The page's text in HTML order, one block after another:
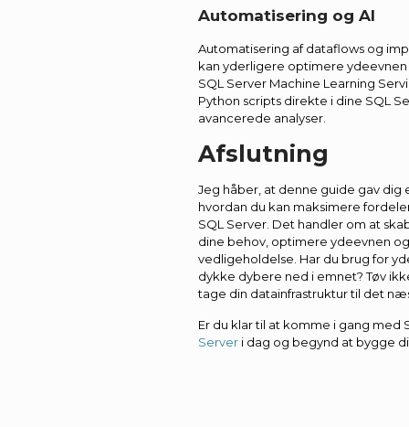
Automatisering og AI
Automatisering af dataflows og
kan yderligere optimere
SQL Server Machine Learning
Python scripts direkte i dine SQL
avancerede analyser.
Afslutning
Jeg håber, at denne guide gav dig
hvordan du kan maksimere
SQL Server. Det handler om at
dine behov, optimere ydeevnen
vedligeholdelse. Har du brug for
dykke dybere ned i emnet? Tøv
tage din datainfrastruktur til det
Er du klar til at komme i gang med
Server i dag og begynd at bygge